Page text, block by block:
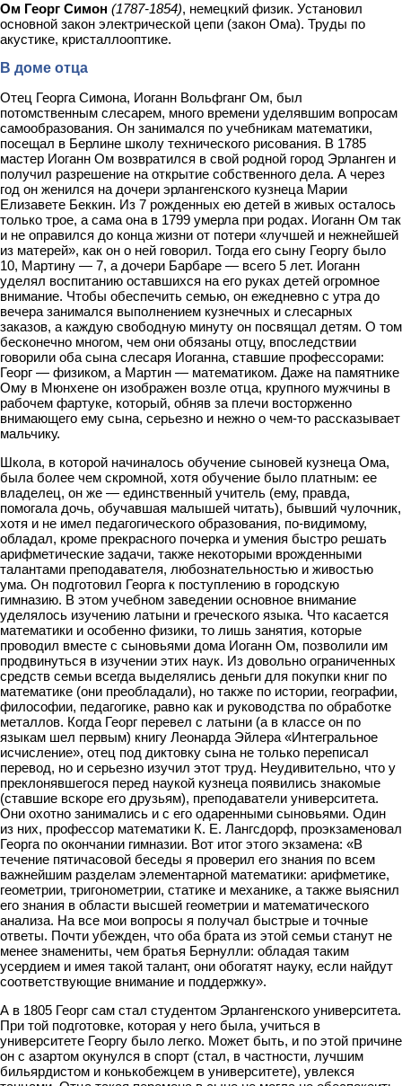
Ом Георг Симон (1787-1854), немецкий физик. Установил
основной закон электрической цепи (закон Ома). Труды по
акустике, кристаллооптике.
В доме отца
Отец Георга Симона, Иоганн Вольфганг Ом, был
потомственным слесарем, много времени уделявшим вопросам
самообразования. Он занимался по учебникам математики,
посещал в Берлине школу технического рисования. В 1785
мастер Иоганн Ом возвратился в свой родной город Эрланген и
получил разрешение на открытие собственного дела. А через
год он женился на дочери эрлангенского кузнеца Марии
Елизавете Беккин. Из 7 рожденных ею детей в живых осталось
только трое, а сама она в 1799 умерла при родах. Иоганн Ом так
и не оправился до конца жизни от потери «лучшей и нежнейшей
из матерей», как он о ней говорил. Тогда его сыну Георгу было
10, Мартину — 7, а дочери Барбаре — всего 5 лет. Иоганн
уделял воспитанию оставшихся на его руках детей огромное
внимание. Чтобы обеспечить семью, он ежедневно с утра до
вечера занимался выполнением кузнечных и слесарных
заказов, а каждую свободную минуту он посвящал детям. О том
бесконечно многом, чем они обязаны отцу, впоследствии
говорили оба сына слесаря Иоганна, ставшие профессорами:
Георг — физиком, а Мартин — математиком. Даже на памятнике
Ому в Мюнхене он изображен возле отца, крупного мужчины в
рабочем фартуке, который, обняв за плечи восторженно
внимающего ему сына, серьезно и нежно о чем-то рассказывает
мальчику.
Школа, в которой начиналось обучение сыновей кузнеца Ома,
была более чем скромной, хотя обучение было платным: ее
владелец, он же — единственный учитель (ему, правда,
помогала дочь, обучавшая малышей читать), бывший чулочник,
хотя и не имел педагогического образования, по-видимому,
обладал, кроме прекрасного почерка и умения быстро решать
арифметические задачи, также некоторыми врожденными
талантами преподавателя, любознательностью и живостью
ума. Он подготовил Георга к поступлению в городскую
гимназию. В этом учебном заведении основное внимание
уделялось изучению латыни и греческого языка. Что касается
математики и особенно физики, то лишь занятия, которые
проводил вместе с сыновьями дома Иоганн Ом, позволили им
продвинуться в изучении этих наук. Из довольно ограниченных
средств семьи всегда выделялись деньги для покупки книг по
математике (они преобладали), но также по истории, географии,
философии, педагогике, равно как и руководства по обработке
металлов. Когда Георг перевел с латыни (а в классе он по
языкам шел первым) книгу Леонарда Эйлера «Интегральное
исчисление», отец под диктовку сына не только переписал
перевод, но и серьезно изучил этот труд. Неудивительно, что у
преклонявшегося перед наукой кузнеца появились знакомые
(ставшие вскоре его друзьям), преподаватели университета.
Они охотно занимались и с его одаренными сыновьями. Один
из них, профессор математики К. Е. Лангсдорф, проэкзаменовал
Георга по окончании гимназии. Вот итог этого экзамена: «В
течение пятичасовой беседы я проверил его знания по всем
важнейшим разделам элементарной математики: арифметике,
геометрии, тригонометрии, статике и механике, а также выяснил
его знания в области высшей геометрии и математического
анализа. На все мои вопросы я получал быстрые и точные
ответы. Почти убежден, что оба брата из этой семьи станут не
менее знамениты, чем братья Бернулли: обладая таким
усердием и имея такой талант, они обогатят науку, если найдут
соответствующие внимание и поддержку».
А в 1805 Георг сам стал студентом Эрлангенского университета.
При той подготовке, которая у него была, учиться в
университете Георгу было легко. Может быть, и по этой причине
он с азартом окунулся в спорт (стал, в частности, лучшим
бильярдистом и конькобежцем в университете), увлекся